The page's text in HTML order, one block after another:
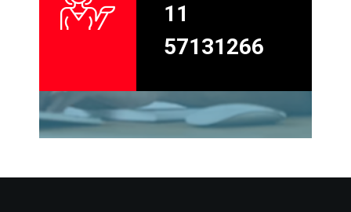
11
57131266